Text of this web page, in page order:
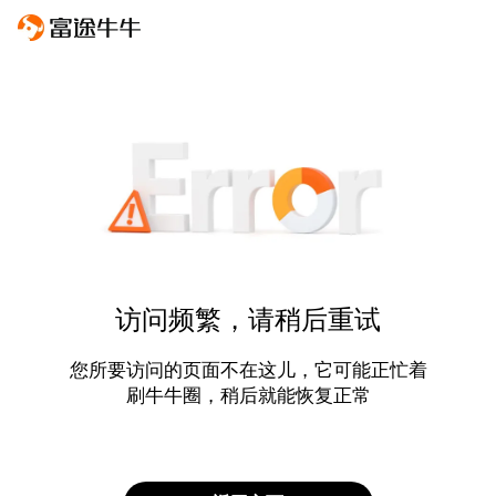
访问频繁，请稍后重试
您所要访问的页面不在这儿，它可能正忙着
刷牛牛圈，稍后就能恢复正常